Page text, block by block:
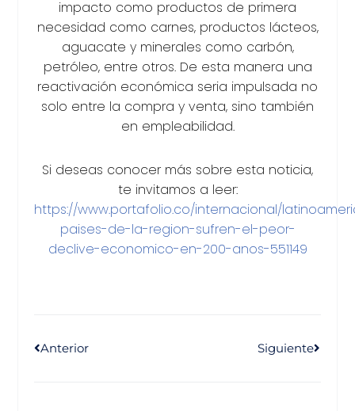
impacto como productos de primera
necesidad como carnes, productos lácteos,
aguacate y minerales como carbón,
petróleo, entre otros. De esta manera una
reactivación económica seria impulsada no
solo entre la compra y venta, sino también
en empleabilidad.
Si deseas conocer más sobre esta noticia,
te invitamos a leer:
https://www.portafolio.co/internacional/
paises-de-la-region-sufren-el-peor-
declive-economico-en-200-anos-551149
Anterior Siguiente